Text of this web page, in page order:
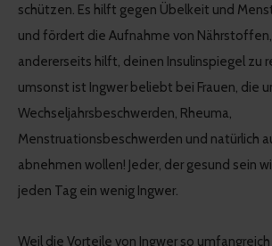
schützen. Es hilft gegen Übelkeit und
und fördert die Aufnahme von
andererseits hilft, deinen Insulinspiegel zu
umsonst ist Ingwer beliebt bei Frauen, die
Wechseljahrsbeschwerden, Rheuma,
Menstruationsbeschwerden und natürlich
abnehmen wollen! Jeder, der gesund sein
jeden Tag ein wenig Ingwer.
Weil die Vorteile von Ingwer so